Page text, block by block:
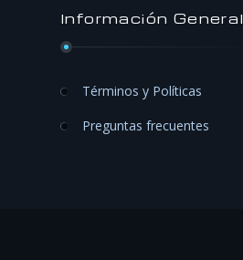
Información General
Términos y Políticas
Preguntas frecuentes